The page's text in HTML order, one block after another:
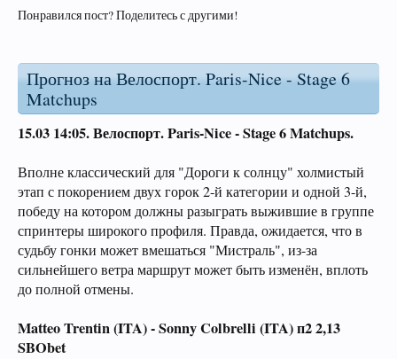
Понравился пост? Поделитесь с другими!
Прогноз на Велоспорт. Paris-Nice - Stage 6
Matchups
15.03 14:05.Велоспорт. Paris-Nice - Stage 6 Matchups.
Вполне классический для "Дороги к солнцу" холмистый
этап с покорением двух горок 2-й категории и одной 3-й,
победу на котором должны разыграть выжившие в группе
спринтеры широкого профиля. Правда, ожидается, что в
судьбу гонки может вмешаться "Мистраль", из-за
сильнейшего ветра маршрут может быть изменён, вплоть
до полной отмены.
Matteo Trentin (ITA) -Sonny Colbrelli (ITA) п2 2,13
SBObet